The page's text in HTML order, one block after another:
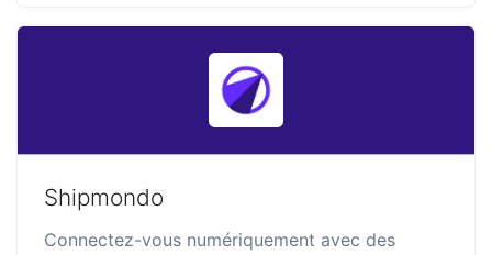
Shipmondo
Connectez-vous numériquement avec des